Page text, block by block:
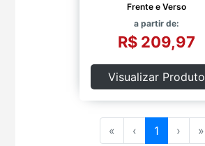
Frente e Verso
a partir de:
R$ 209,97
Visualizar Produto
« ‹ 1 › »